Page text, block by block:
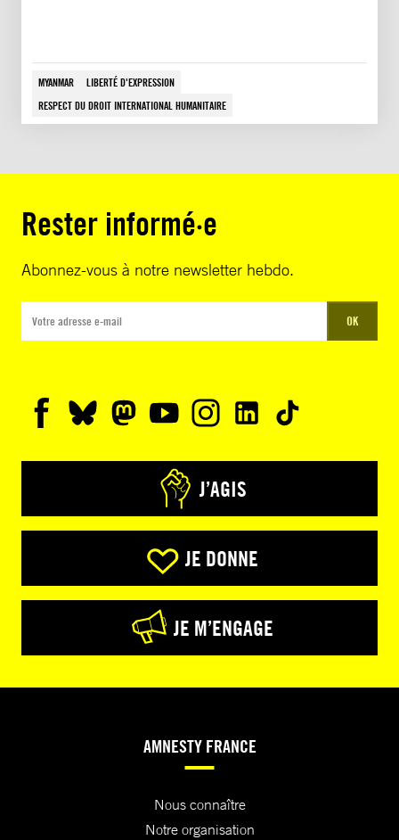
MYANMAR
LIBERTÉ D'EXPRESSION
RESPECT DU DROIT INTERNATIONAL HUMANITAIRE
Rester informé·e
Abonnez-vous à notre newsletter hebdo.
OK
J’AGIS
JE DONNE
JE M’ENGAGE
AMNESTY FRANCE
Nous connaître
Notre organisation